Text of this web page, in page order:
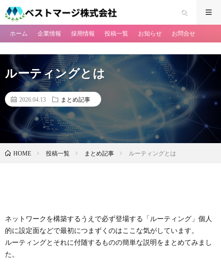
ホーム 企業情報 採用情報 投稿一覧 お知らせ お問合せ
ルーティングとは
2026.04.13 まとめ記事
HOME 投稿一覧 まとめ記事 ルーティングとは
ネットワークを構築するうえで必ず登場する「ルーティング」個人
的に設定面などで最初につまずくのはここな気がしています。
ルーティングとそれに付随するものの簡単な説明をまとめてみまし
た。